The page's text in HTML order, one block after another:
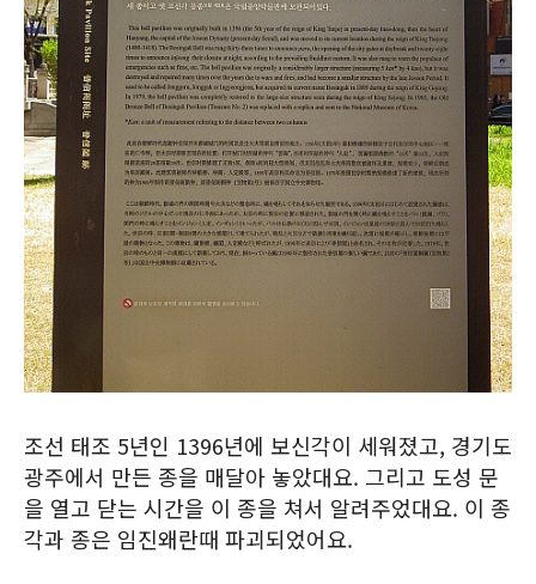
조선 태조 5년인 1396년에 보신각이 세워졌고, 경기도
광주에서 만든 종을 매달아 놓았대요. 그리고 도성 문
을 열고 닫는 시간을 이 종을 쳐서 알려주었대요. 이 종
각과 종은 임진왜란때 파괴되었어요.